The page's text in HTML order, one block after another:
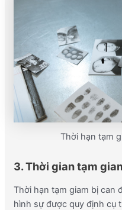
Thời hạn tạm
3. Thời gian tạm
Thời hạn tạm giam bị can
hình sự được quy định cụ